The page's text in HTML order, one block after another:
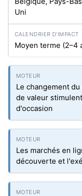
Uni
Moyen terme (2–4
Le changement
de valeur
d'occasion
Les marchés en
découverte et